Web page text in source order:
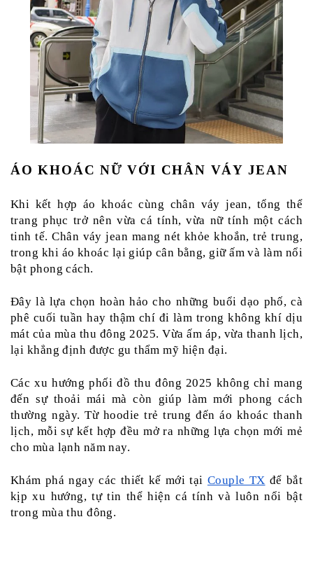
ÁO KHOÁC NỮ VỚI CHÂN VÁY JEAN
Khi kết hợp áo khoác cùng chân váy jean, tổng thể
trang phục trở nên vừa cá tính, vừa nữ tính một cách
tinh tế. Chân váy jean mang nét khỏe khoắn, trẻ trung,
trong khi áo khoác lại giúp cân bằng, giữ ấm và làm nổi
bật phong cách.
Đây là lựa chọn hoàn hảo cho những buổi dạo phố, cà
phê cuối tuần hay thậm chí đi làm trong không khí dịu
mát của mùa thu đông 2025. Vừa ấm áp, vừa thanh lịch,
lại khẳng định được gu thẩm mỹ hiện đại.
Các xu hướng phối đồ thu đông 2025 không chỉ mang
đến sự thoải mái mà còn giúp làm mới phong cách
thường ngày. Từ hoodie trẻ trung đến áo khoác thanh
lịch, mỗi sự kết hợp đều mở ra những lựa chọn mới mẻ
cho mùa lạnh năm nay.
Khám phá ngay các thiết kế mới tại Couple TX để bắt
kịp xu hướng, tự tin thể hiện cá tính và luôn nổi bật
trong mùa thu đông.